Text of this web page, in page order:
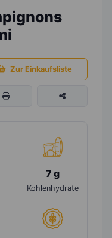
Zur Einkaufsliste
7 g
Kohlenhydrate